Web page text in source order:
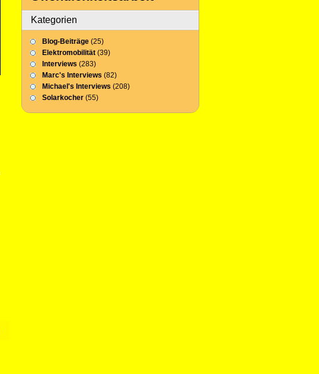
Kategorien
Blog-Beiträge (25)
Elektromobilität (39)
Interviews (283)
Marc's Interviews (82)
Michael's Interviews (208)
Solarkocher (55)